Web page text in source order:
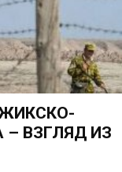
ВЗГЛЯД ИЗ